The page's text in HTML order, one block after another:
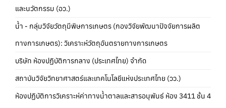
และนวัตกรรม (อว.)
น้ำ - กลุ่มวิจัยวัตถุมีพิษการเกษตร (กองวิจัยพัฒนาปัจจัยการผลิต
ทางการเกษตร): วิเคราะห์วัตถุอันตรายทางการเกษตร
บริษัท ห้องปฏิบัติการกลาง (ประเทศไทย) จำกัด
สถาบันวิจัยวิทยาศาสตร์และเทคโนโลยีแห่งประเทศไทย (วว.)
ห้องปฏิบัติการวิเคราะห์ค่าทางน้ำตาลและสารอนุพันธ์ ห้อง 3411 ชั้น 4